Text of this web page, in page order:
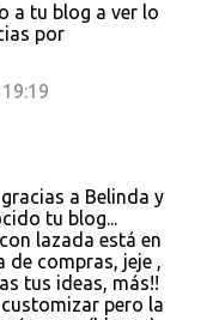
a tu blog a ver lo
por
a Belinda y
tu blog...
lazada está en
de compras, jeje ,
tus ideas, más!!
pero la